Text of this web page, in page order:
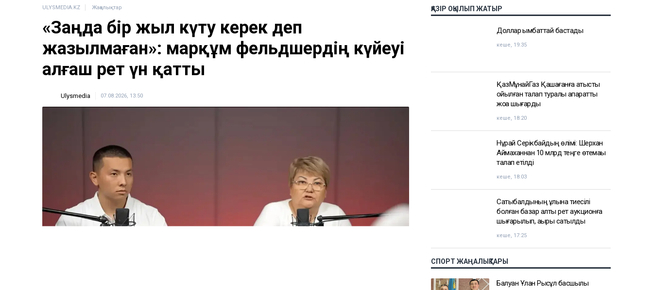
Жаңалықтар
«Заңда бір жыл күту керек деп
жазылмаған»: марқұм фельдшердің күйеуі
алғаш рет үн қатты
ҚАЗІР ОҚЫЛЫП ЖАТЫР
Доллар қымбаттай бастады
кеше, 19:35
қойылған талап туралы ақпаратты
жоққа шығарды
кеше, 18:20